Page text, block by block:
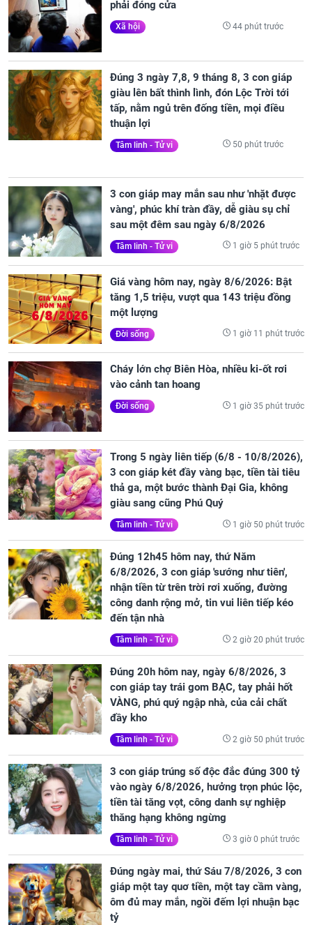
phải đóng cửa
Xã hội 44 phút trước
Đúng 3 ngày 7,8, 9 tháng 8, 3 con giáp
giàu lên bất thình lình, đón Lộc Trời tới
tấp, nằm ngủ trên đống tiền, mọi điều
thuận lợi
Tâm linh - Tử vi 50 phút trước
3 con giáp may mắn sau như 'nhặt được
vàng', phúc khí tràn đầy, dễ giàu sụ chỉ
sau một đêm sau ngày 6/8/2026
Tâm linh - Tử vi 1 giờ 5 phút trước
Giá vàng hôm nay, ngày 8/6/2026: Bật
tăng 1,5 triệu, vượt qua 143 triệu đồng
một lượng
Đời sống 1 giờ 11 phút trước
Cháy lớn chợ Biên Hòa, nhiều ki-ốt rơi
vào cảnh tan hoang
Đời sống 1 giờ 35 phút trước
Trong 5 ngày liên tiếp (6/8 - 10/8/2026),
3 con giáp két đầy vàng bạc, tiền tài tiêu
thả ga, một bước thành Đại Gia, không
giàu sang cũng Phú Quý
Tâm linh - Tử vi 1 giờ 50 phút trước
Đúng 12h45 hôm nay, thứ Năm
6/8/2026, 3 con giáp 'sướng như tiên',
nhận tiền từ trên trời rơi xuống, đường
công danh rộng mở, tin vui liên tiếp kéo
đến tận nhà
Tâm linh - Tử vi 2 giờ 20 phút trước
Đúng 20h hôm nay, ngày 6/8/2026, 3
con giáp tay trái gom BẠC, tay phải hốt
VÀNG, phú quý ngập nhà, của cải chất
đầy kho
Tâm linh - Tử vi 2 giờ 50 phút trước
3 con giáp trúng số độc đắc đúng 300 tỷ
vào ngày 6/8/2026, hưởng trọn phúc lộc,
tiền tài tăng vọt, công danh sự nghiệp
thăng hạng không ngừng
Tâm linh - Tử vi 3 giờ 0 phút trước
Đúng ngày mai, thứ Sáu 7/8/2026, 3 con
giáp một tay quơ tiền, một tay cầm vàng,
ôm đủ may mắn, ngồi đếm lợi nhuận bạc
tỷ